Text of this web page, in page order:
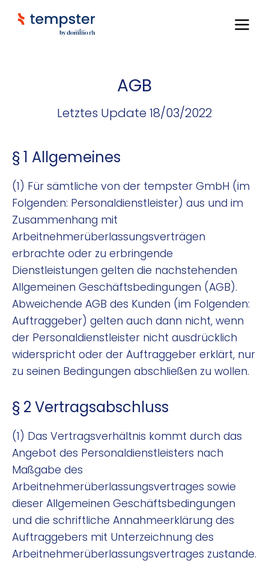
AGB
Letztes Update 18/03/2022
§ 1 Allgemeines
(1) Für sämtliche von der tempster GmbH (im
Folgenden: Personaldienstleister) aus und im
Zusammenhang mit
Arbeitnehmerüberlassungsverträgen
erbrachte oder zu erbringende
Dienstleistungen gelten die nachstehenden
Allgemeinen Geschäftsbedingungen (AGB).
Abweichende AGB des Kunden (im Folgenden:
Auftraggeber) gelten auch dann nicht, wenn
der Personaldienstleister nicht ausdrücklich
widerspricht oder der Auftraggeber erklärt, nur
zu seinen Bedingungen abschließen zu wollen.
§ 2 Vertragsabschluss
(1) Das Vertragsverhältnis kommt durch das
Angebot des Personaldienstleisters nach
Maßgabe des
Arbeitnehmerüberlassungsvertrages sowie
dieser Allgemeinen Geschäftsbedingungen
und die schriftliche Annahmeerklärung des
Auftraggebers mit Unterzeichnung des
Arbeitnehmerüberlassungsvertrages zustande.